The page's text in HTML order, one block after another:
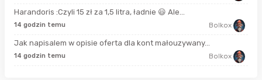
Harandoris :Czyli 15 zł za 1,5 litra, ładnie 😃 Ale...
14 godzin temu Bolkox
Jak napisalem w opisie oferta dla kont małouzywany...
14 godzin temu Bolkox